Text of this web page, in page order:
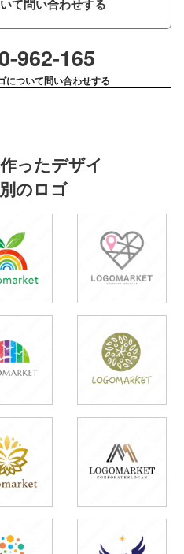
て問い合わせする
962-165
について問い合わせする
ったデザイ
のロゴ